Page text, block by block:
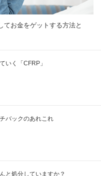
てお金をゲットする方法と
いく「CFRP」
バックのあれこれ
と処分していますか？